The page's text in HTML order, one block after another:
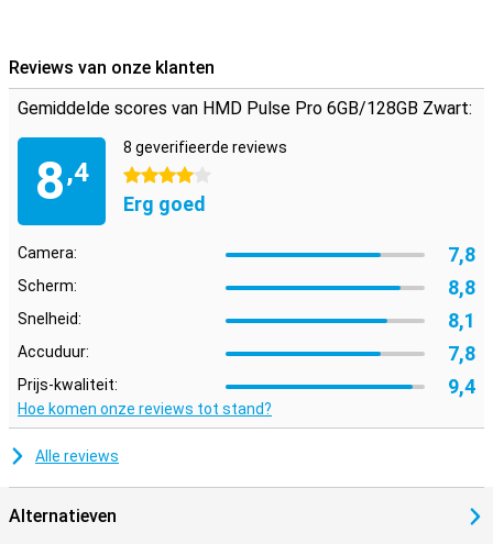
Reviews van onze klanten
Gemiddelde scores van HMD Pulse Pro 6GB/128GB Zwart:
8,4
8 geverifieerde reviews
4 sterren
Erg goed
Camera: 7,8
Scherm: 8,8
Snelheid: 8,1
Accuduur: 7,8
Prijs-kwaliteit: 9,4
Hoe komen onze reviews tot stand?
Alle reviews
Alternatieven